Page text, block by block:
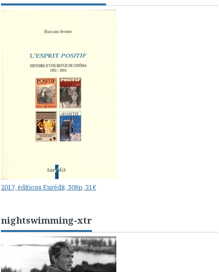
2017, éditions Eurédit, 308p, 31€
nightswimming-xtr